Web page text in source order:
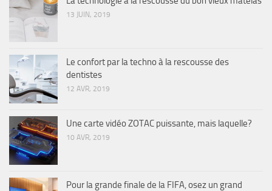
13 JUIN, 2019
Le confort par la techno à la rescousse des
dentistes
12 AVR, 2019
Une carte vidéo ZOTAC puissante, mais laquelle?
10 AVR, 2019
Pour la grande finale de la FIFA, osez un grand